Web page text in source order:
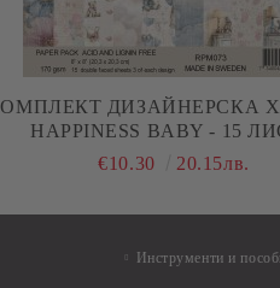
ДИЗАЙНЕРСКА
HAPPINESS BABY - 15
€10.30
20.15лв.
Инструменти и